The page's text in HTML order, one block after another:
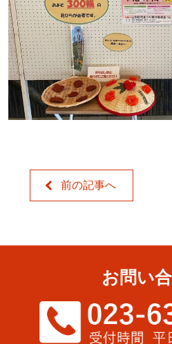
前の記事へ
お問い